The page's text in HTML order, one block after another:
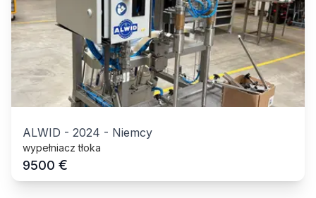
ALWID - 2024 - Niemcy
wypełniacz tłoka
9500 €